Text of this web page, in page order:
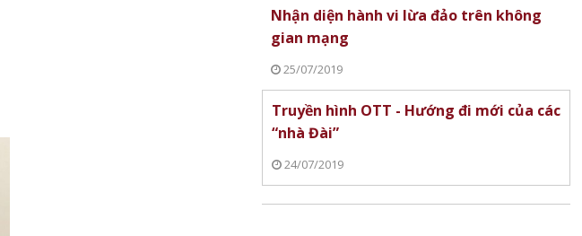
Nhận diện hành vi lừa đảo trên không
gian mạng
25/07/2019
Truyền hình OTT - Hướng đi mới của các
“nhà Đài”
24/07/2019